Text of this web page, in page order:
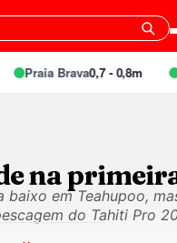
Praia Brava0,7 - 0,8m
na
baixo em Teahupoo,
do Tahiti Pro